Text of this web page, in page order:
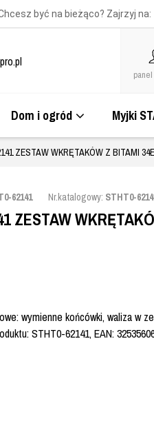
być na bieżąco? Zajrzyj na:
Dom i ogród Myjki
ZESTAW WKRĘTAKÓW Z BITAMI
62141 Nr.katalogowy: STHT0-
ZESTAW
wymienne końcówki, waliza w
STHT0-62141, EAN: